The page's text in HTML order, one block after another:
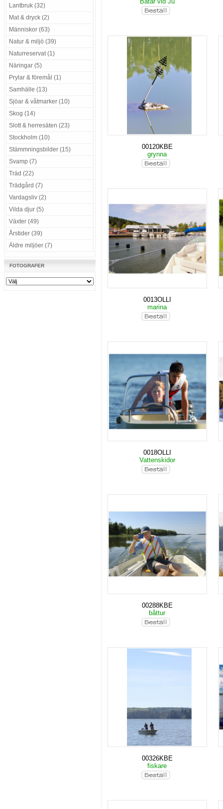
Lantbruk (32)
Mat & dryck (2)
Människor (63)
Natur & miljö (39)
Naturreservat (1)
Näringar (5)
Prylar & föremål (1)
Samhälle (13)
Sjöar & våtmarker (10)
Skog (14)
Slott & herresäten (23)
Stockholm (10)
Stämmningsbilder (15)
Svamp (7)
Träd (22)
Trädgård (7)
Vardagsliv (2)
Vilda djur (5)
Växter (49)
Årstider (39)
Äldre miljöer (7)
FOTOGRAFER
00120KBE
grynna
0013OLLI
marina
0018OLLI
Vattenskidor
00288KBE
båttur
00326KBE
fiskare